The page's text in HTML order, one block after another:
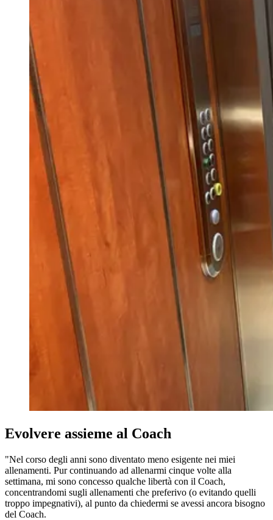
Evolvere assieme al Coach
"Nel corso degli anni sono diventato meno esigente nei miei
allenamenti. Pur continuando ad allenarmi cinque volte alla
settimana, mi sono concesso qualche libertà con il Coach,
concentrandomi sugli allenamenti che preferivo (o evitando quelli
troppo impegnativi), al punto da chiedermi se avessi ancora bisogno
del Coach.